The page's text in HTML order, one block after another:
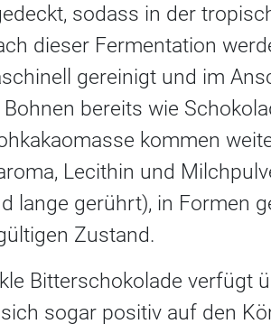
sodass in der
dieser Fermentation
gereinigt und im
bereits wie
kommen
Lecithin und
lange gerührt), in Formen
Zustand.
Bitterschokolade verfügt
sogar positiv auf den